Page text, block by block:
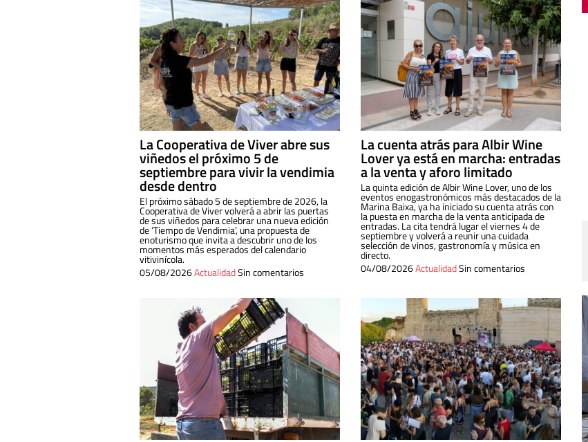
La Cooperativa de Viver abre sus
viñedos el próximo 5 de
septiembre para vivir la vendimia
desde dentro
El próximo sábado 5 de septiembre de 2026, la
Cooperativa de Viver volverá a abrir las puertas
de sus viñedos para celebrar una nueva edición
de ‘Tiempo de Vendimia’, una propuesta de
enoturismo que invita a descubrir uno de los
momentos más esperados del calendario
vitivinícola.
05/08/2026ActualidadSin comentarios
La cuenta atrás para Albir Wine
Lover ya está en marcha: entradas
a la venta y aforo limitado
La quinta edición de Albir Wine Lover, uno de los
eventos enogastronómicos más destacados de la
Marina Baixa, ya ha iniciado su cuenta atrás con
la puesta en marcha de la venta anticipada de
entradas. La cita tendrá lugar el viernes 4 de
septiembre y volverá a reunir una cuidada
selección de vinos, gastronomía y música en
directo.
04/08/2026ActualidadSin comentarios